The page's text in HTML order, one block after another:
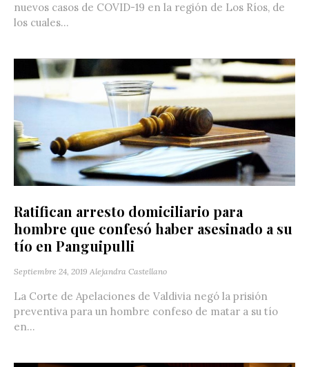
nuevos casos de COVID-19 en la región de Los Ríos, de
los cuales...
Ratifican arresto domiciliario para
hombre que confesó haber asesinado a su
tío en Panguipulli
Septiembre 24, 2019 Alejandra Castellano
La Corte de Apelaciones de Valdivia negó la prisión
preventiva para un hombre confeso de matar a su tío
en...